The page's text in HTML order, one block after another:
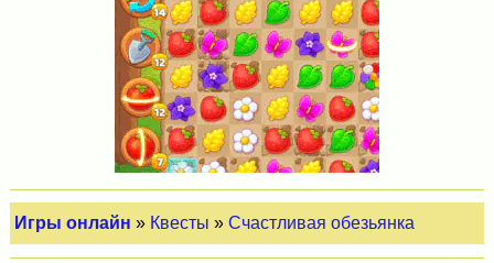
Игры онлайн » Квесты »Счастливая обезьянка